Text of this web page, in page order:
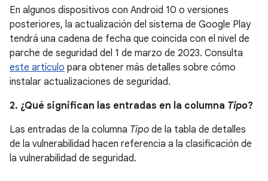
En algunos dispositivos con Android 10 o versiones
posteriores, la actualización del sistema de Google Play
tendrá una cadena de fecha que coincida con el nivel de
parche de seguridad del 1 de marzo de 2023. Consulta
este artículo para obtener más detalles sobre cómo
instalar actualizaciones de seguridad.
2. ¿Qué significan las entradas en la columna Tipo?
Las entradas de la columna Tipo de la tabla de detalles
de la vulnerabilidad hacen referencia a la clasificación de
la vulnerabilidad de seguridad.